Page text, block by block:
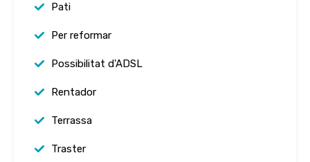
Pati
Per reformar
Possibilitat d'ADSL
Rentador
Terrassa
Traster